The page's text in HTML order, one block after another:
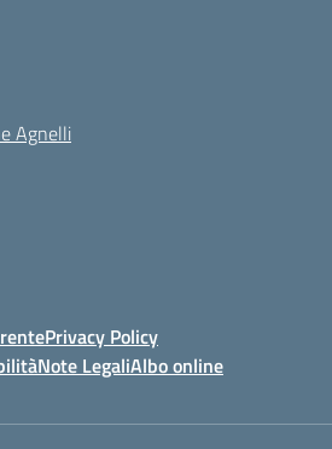
Agnelli
Privacy Policy
Note LegaliAlbo online